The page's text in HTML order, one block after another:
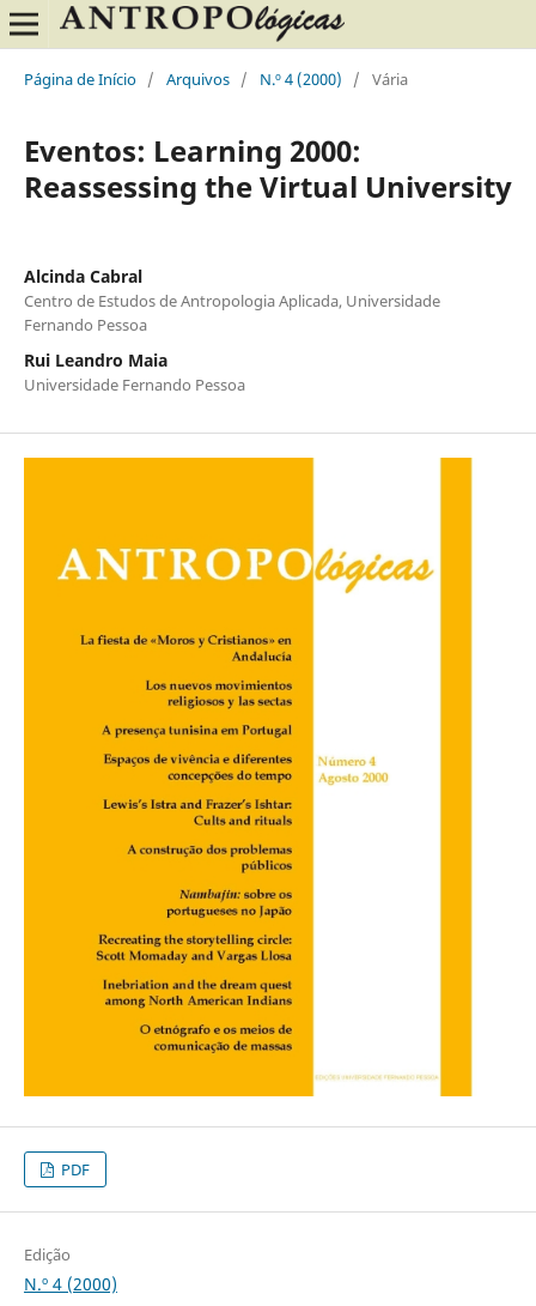
Página de Início / Arquivos / N.º 4 (2000) / Vária
Eventos: Learning 2000:
Reassessing the Virtual University
Alcinda Cabral
Centro de Estudos de Antropologia Aplicada, Universidade
Fernando Pessoa
Rui Leandro Maia
Universidade Fernando Pessoa
PDF
Edição
N.º 4 (2000)